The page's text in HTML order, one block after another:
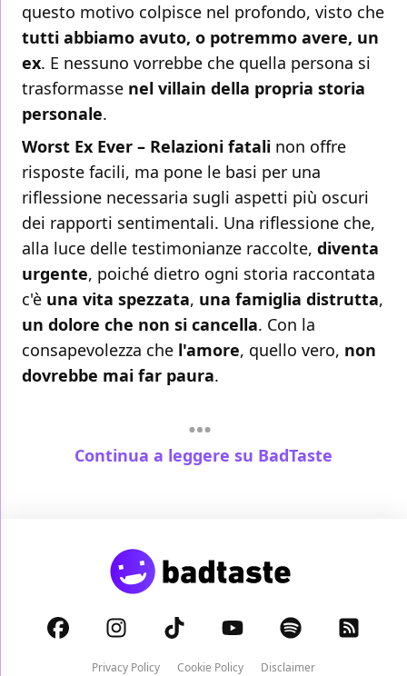
questo motivo colpisce nel profondo, visto che
tutti abbiamo avuto, o potremmo avere, un
ex. E nessuno vorrebbe che quella persona si
trasformasse nel villain della propria storia
personale.
Worst Ex Ever – Relazioni fatali non offre
risposte facili, ma pone le basi per una
riflessione necessaria sugli aspetti più oscuri
dei rapporti sentimentali. Una riflessione che,
alla luce delle testimonianze raccolte, diventa
urgente, poiché dietro ogni storia raccontata
c'è una vita spezzata, una famiglia distrutta,
un dolore che non si cancella. Con la
consapevolezza che l'amore, quello vero, non
dovrebbe mai far paura.
Continua a leggere su BadTaste
Privacy Policy Cookie Policy Disclaimer